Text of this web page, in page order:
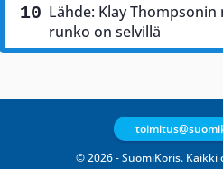
Lähde: Klay
runko on selvillä
© 2026 - SuomiKoris.